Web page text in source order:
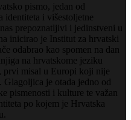
pismo, jedan od
identiteta i višestoljetne
prepoznatljivi i jedinstveni u
inicirao je Institut za hrvatski
odabrao kao spomen na dan
na hrvatskome jeziku
prvi misal u Europi koji nije
je otada jedno od
pismenosti i kulture te važan
po kojem je Hrvatska